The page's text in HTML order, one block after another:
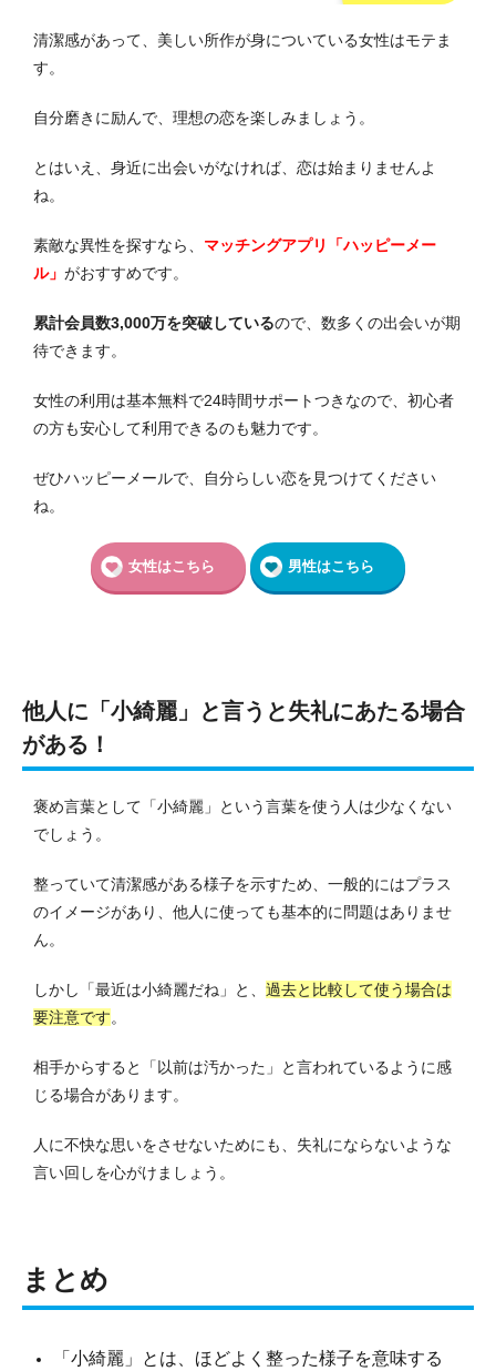
清潔感があって、美しい所作が身についている女性はモテま
す。
自分磨きに励んで、理想の恋を楽しみましょう。
とはいえ、身近に出会いがなければ、恋は始まりませんよ
ね。
素敵な異性を探すなら、 マッチングアプリ「ハッピーメー
ル」 がおすすめです。
累計会員数3,000万を突破しているので、数多くの出会いが期
待できます。
女性の利用は基本無料で24時間サポートつきなので、初心者
の方も安心して利用できるのも魅力です。
ぜひハッピーメールで、自分らしい恋を見つけてください
ね。
女性はこちら 男性はこちら
他人に「小綺麗」と言うと失礼にあたる場合
がある！
褒め言葉として「小綺麗」という言葉を使う人は少なくない
でしょう。
整っていて清潔感がある様子を示すため、一般的にはプラス
のイメージがあり、他人に使っても基本的に問題はありませ
ん。
しかし「最近は小綺麗だね」と、 過去と比較して使う場合は
要注意です。
相手からすると「以前は汚かった」と言われているように感
じる場合があります。
人に不快な思いをさせないためにも、失礼にならないような
言い回しを心がけましょう。
まとめ
「小綺麗」とは、ほどよく整った様子を意味する